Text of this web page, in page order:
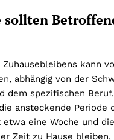
sollten
Zuhausebleibens kann
abhängig von der
dem spezifischen
ansteckende Periode
etwa eine Woche und
Zeit zu Hause bleiben,